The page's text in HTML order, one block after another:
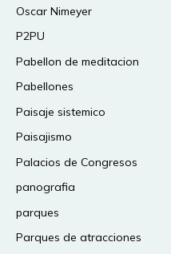
Oscar Nimeyer
P2PU
Pabellon de meditacion
Pabellones
Paisaje sistemico
Paisajismo
Palacios de Congresos
panografia
parques
Parques de atracciones